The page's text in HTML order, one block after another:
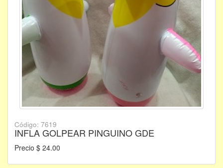
Código: 7619
INFLA GOLPEAR PINGUINO GDE
Precio $ 24.00